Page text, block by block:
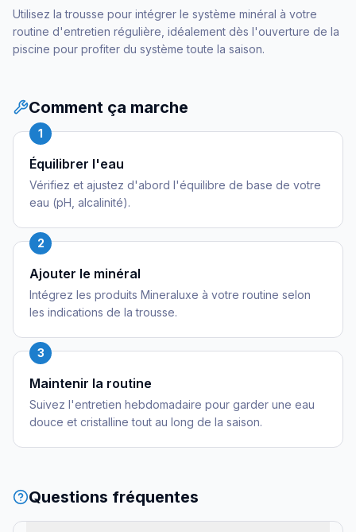
Utilisez la trousse pour intégrer le système minéral à votre
routine d'entretien régulière, idéalement dès l'ouverture de la
piscine pour profiter du système toute la saison.
Comment ça marche
1
Équilibrer l'eau
Vérifiez et ajustez d'abord l'équilibre de base de votre
eau (pH, alcalinité).
2
Ajouter le minéral
Intégrez les produits Mineraluxe à votre routine selon
les indications de la trousse.
3
Maintenir la routine
Suivez l'entretien hebdomadaire pour garder une eau
douce et cristalline tout au long de la saison.
Questions fréquentes